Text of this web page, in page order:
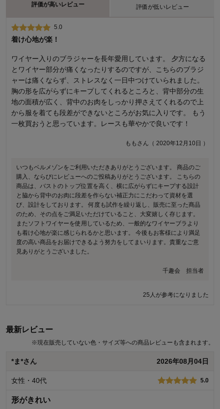
評価が高いレビュー 評価が低いレビュー
5.0
着け心地が楽！
ワイヤー入りのブラジャーを長年愛用しています。 夕方になる
とワイヤー部分が痛くなったりするのですが、こちらのブラジ
ャーは痛くならず、ストレスなく一日中つけていられました。
胸の形を広がらずにキープしてくれるところと、背中部分の生
地の面積が広く、背中のお肉をしっかり押さえてくれるので上
から服を着ても段差ができないところがお気に入りです。 もう
一枚買おうと思っています。レースも華やかで良いです！
ももさん（ 2020年12月10日 ）
いつもベルメゾンをご利用いただきありがとうございます。 商品のご
購入、ならびにレビューへのご投稿ありがとうございます。 こちらの
商品は、バストのトップ位置を高く、横に広がらずにキープする設計
と脇から背中のお肉に段差を作らない補正力にこだわって資材を選
び、設計をしております。 何度も試作を繰り返し、販売に至った商品
のため、その点をご満足いただけていること、大変嬉しく存じます。
またソフトワイヤーを使用しているため、一般的なワイヤーブラより
も着け心地が楽に感じられるかと思います。 今後もお客様により満足
度の高い商品をお届けできるよう努力をしてまいります。貴重なご意
見ありがとうございました。
千趣会 担当者
25人が参考になりました
1.0
脇から背中をすっきりさせるブラ
ゴワゴワして、着心地が悪いです。 以前の「脇から背中をすっ
きりさせるブラ」を再販してもらえないでしょうか。 以前の
は、L字ワイヤーで胸の中心が痛くなることもなく、デザインも
可愛く、ずっと愛用してました。 無くなってすごく残念です。
コアラさん（ 2023年02月24日 ）
購入、ならびにレビューへのご投稿ありがとうございます。 ご満足い
だいたご意見は今後の参考にさせていただきます。 今後もお客様によ
り満足度の高い商品をお届けできるよう努力をしてまいります。 貴重
なご意見ありがとうございました。
千趣会 担当者
20人が参考になりました
最新レビュー
※現在販売していない色・サイズ等への商品レビューも含まれます。
*ま*さん 2026年08月04日
女性・40代 5.0
形がきれい